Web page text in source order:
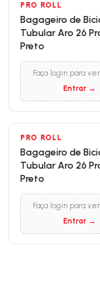
PRO ROLL
Bagageiro de
Tubular Aro 26
Preto
Faça login para
Entrar →
PRO ROLL
Bagageiro de
Tubular Aro 26
Preto
Faça login para
Entrar →